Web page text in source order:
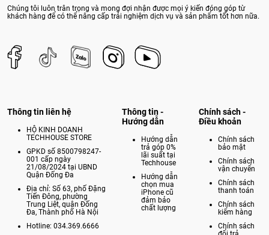
Chúng tôi luôn trân trọng và mong đợi nhận được mọi ý kiến đóng góp từ
khách hàng để có thể nâng cấp trải nghiệm dịch vụ và sản phẩm tốt hơn nữa.
Thông tin liên hệ
HỘ KINH DOANH
TECHHOUSE STORE
GPKD số 8500798247-
001 cấp ngày
21/08/2024 tại UBND
Quận Đống Đa
Địa chỉ: Số 63, phố Đặng
Tiến Đông, phường
Trung Liệt, quận Đống
Đa, Thành phố Hà Nội
Hotline: 034.369.6666
Thông tin -
Hướng dẫn
Hướng dẫn
trả góp 0%
lãi suất tại
Techhouse
Hướng dẫn
chọn mua
iPhone cũ
đảm bảo
chất lượng
Chính sách -
Điều khoản
Chính sách
bảo mật
Chính sách
vận chuyển
Chính sách
thanh toán
Chính sách
kiểm hàng
Chính sách